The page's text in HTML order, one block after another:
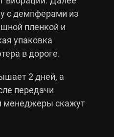
с демпферами из
пленкой и
упаковка
в дороге.
2 дней, а
передачи
менеджеры скажут